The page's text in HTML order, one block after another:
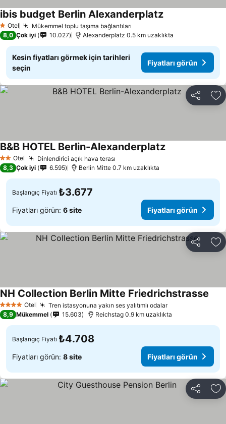
1 Yıldız
Otel Mükemmel toplu taşıma bağlantıları
ibis budget Berlin Alexanderplatz
8,0 Çok iyi 10.027 Alexanderplatz 0.5 km uzaklıkta
Kesin fiyatları görmek için tarihleri
seçin
Fiyatları görün
Paylaş
2 Yıldız
Otel Dinlendirici açık hava terası
B&B HOTEL Berlin-Alexanderplatz
8,3 Çok iyi 6.595 Berlin Mitte 0.7 km uzaklıkta
Başlangıç Fiyatı ₺3.677
Fiyatları görün: 6 site Fiyatları görün
Paylaş
4 Yıldız Otel Tren istasyonuna yakın ses yalıtımlı odalar
NH Collection Berlin Mitte Friedrichstrasse
8,9 Mükemmel 15.603 Reichstag 0.9 km uzaklıkta
Başlangıç Fiyatı ₺4.708
Fiyatları görün: 8 site Fiyatları görün
Paylaş